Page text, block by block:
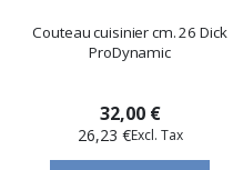
Couteau cuisinier cm. 26 Dick
ProDynamic
32,00 €
26,23 €